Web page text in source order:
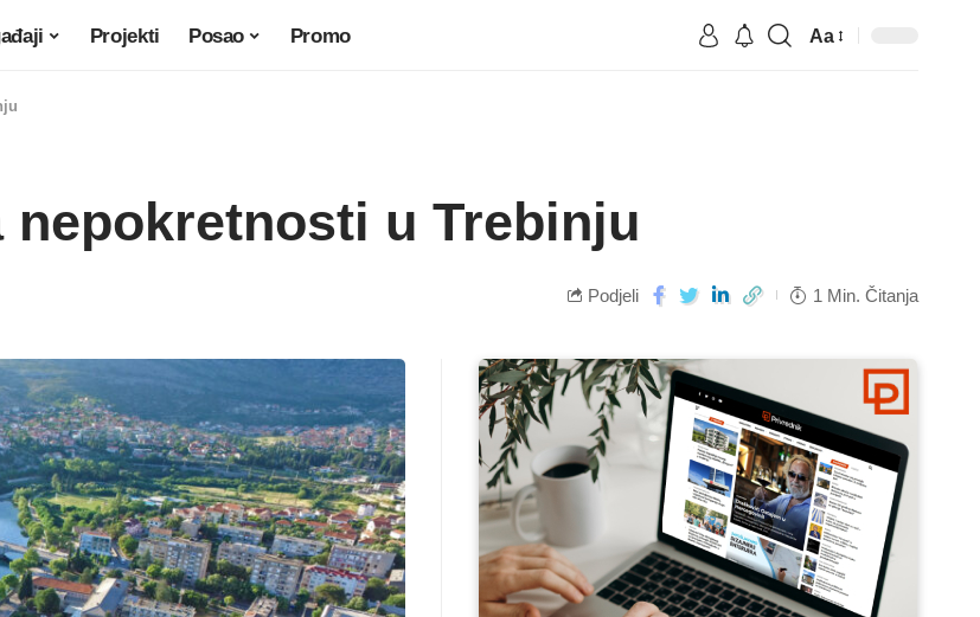
Projekti Posao Promo Aa
nepokretnosti u Trebinju
Podjeli 1 Min. Čitanja